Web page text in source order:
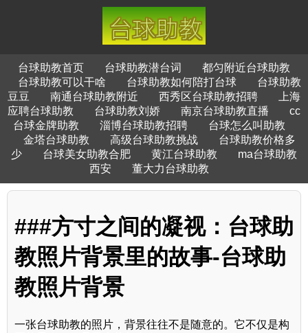
台球助教首页 台球助教潜台词
都匀附近台球助教
台球助教可以干啥
台球助教如何陪打台球
台球助教
豆豆
南通台球助教附近 西秀区台球助教招聘
上海
应聘台球助教
台球助教刘娇 南京台球助教直播
cc
台球金牌助教
淄博台球助教招聘
台球怎么叫助教
金塔台球助教
高级台球助教挑战
台球助教价格多
少
台球美女助教合肥 黄江台球助教
ma台球助教
西安
董大力台球助教
###方寸之间的凝视：台球助
教照片背景里的故事-台球助
教照片背景
一张台球助教的照片，背景往往不是随意的。它不仅是构